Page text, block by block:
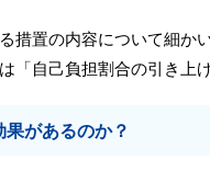
措置の内容について細か
「自己負担割合の引き上
があるのか？